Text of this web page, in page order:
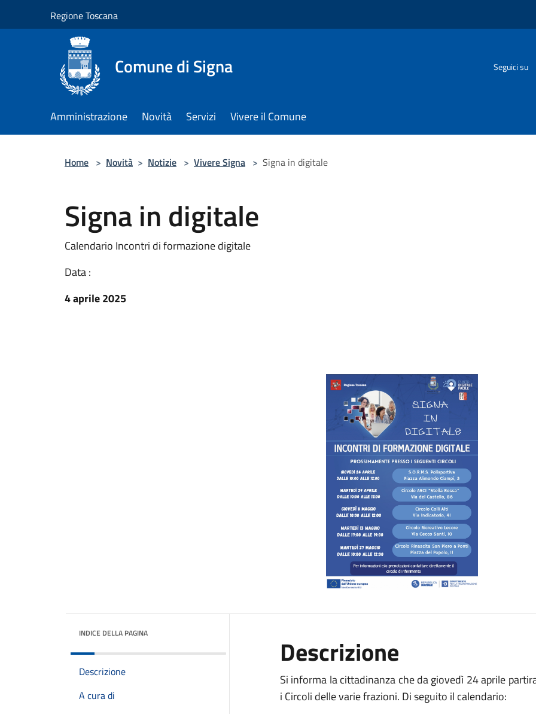
Regione Toscana
Comune di Signa Seguici su
Amministrazione Novità Servizi Vivere il Comune
Home > Novità > Notizie > Vivere Signa > Signa in digitale
Signa in digitale
Calendario Incontri di formazione digitale
Data :
4 aprile 2025
INDICE DELLA PAGINA
Descrizione
A cura di
Descrizione
Si informa la cittadinanza che da giovedì 24 aprile
i Circoli delle varie frazioni. Di seguito il calendario: